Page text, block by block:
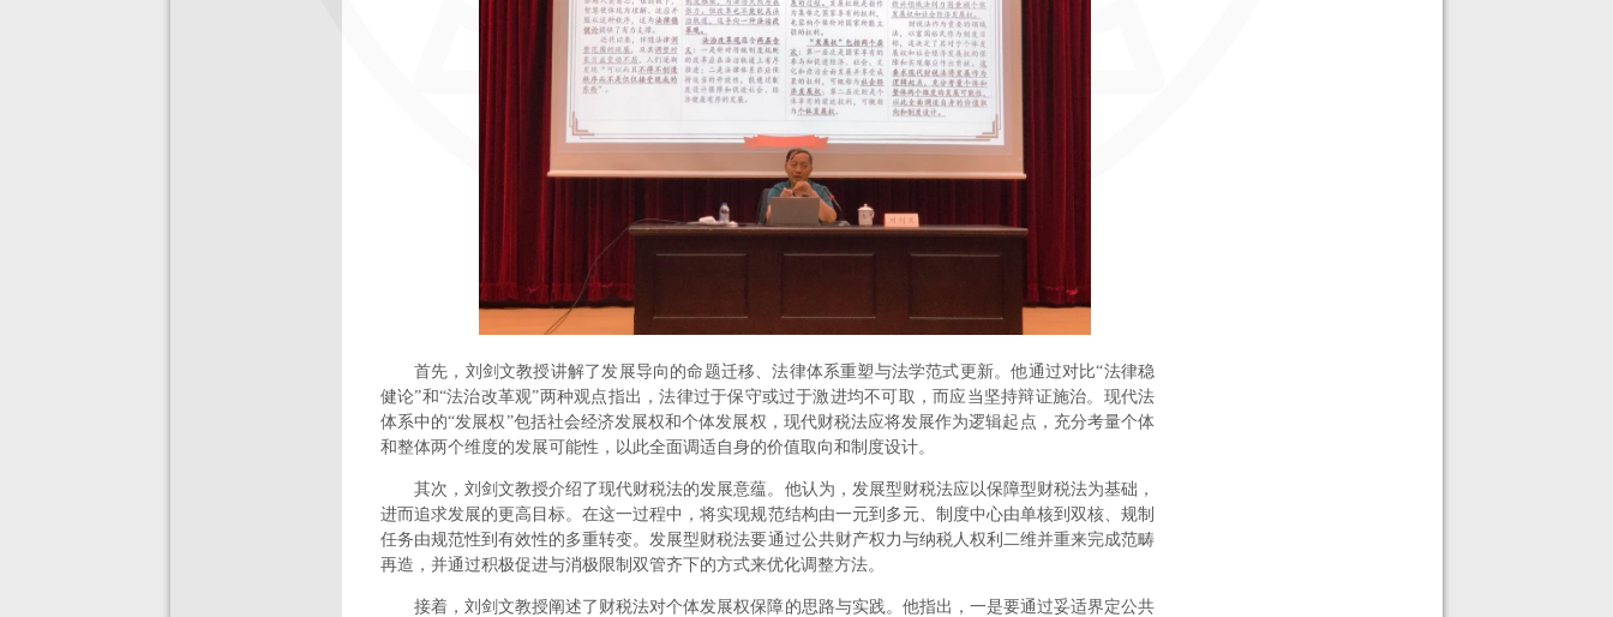
首先，刘剑文教授讲解了发展导向的命题迁移、法律体系重塑与法学范式更新。他通过对比“法律稳
健论”和“法治改革观”两种观点指出，法律过于保守或过于激进均不可取，而应当坚持辩证施治。现代法
体系中的“发展权”包括社会经济发展权和个体发展权，现代财税法应将发展作为逻辑起点，充分考量个体
和整体两个维度的发展可能性，以此全面调适自身的价值取向和制度设计。
其次，刘剑文教授介绍了现代财税法的发展意蕴。他认为，发展型财税法应以保障型财税法为基础，
进而追求发展的更高目标。在这一过程中，将实现规范结构由一元到多元、制度中心由单核到双核、规制
任务由规范性到有效性的多重转变。发展型财税法要通过公共财产权力与纳税人权利二维并重来完成范畴
再造，并通过积极促进与消极限制双管齐下的方式来优化调整方法。
接着，刘剑文教授阐述了财税法对个体发展权保障的思路与实践。他指出，一是要通过妥适界定公共